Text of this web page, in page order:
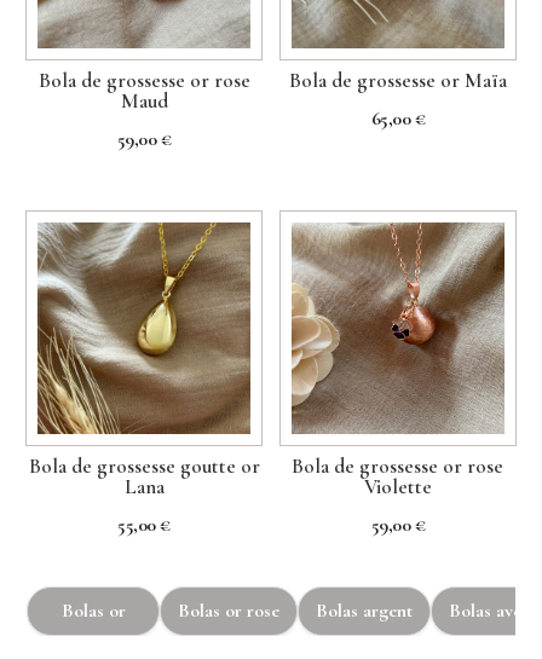
Bola de grossesse or rose
Maud
59,00€
Bola de grossesse or Maïa
65,00€
Bola de grossesse goutte or
Lana
55,00€
Bola de grossesse or rose
Violette
59,00€
Bolas or Bolas or rose Bolas argent Bolas avec